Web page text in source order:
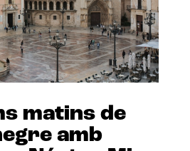
matins de
amb